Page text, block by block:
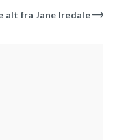
alt fra Jane Iredale